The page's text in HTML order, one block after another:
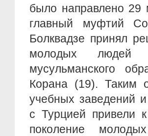
было направлено 29
главный муфтий
Болквадзе принял
молодых людей
мусульманского
Корана (19). Таким
учебных заведений
с Турцией привели
поколение